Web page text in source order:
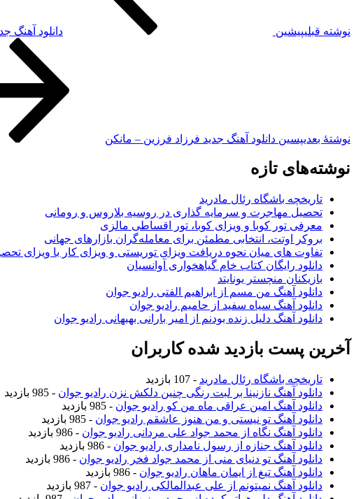
نوشته قبلیپیشین دانلود آهنگ
نوشته‌ٔ بعدیپسین دانلود آهنگ جدید فرزاد فرزین – مانکن
نوشته‌های تازه
تاریخچه باشگاه رئال مادرید
تحصیل مهاجرت و سرمایه گذاری در روسیه بلاروس و رومانی
معرفی تور کوبا و ویزای کوبا، تور اقساطی مالزی
بروکر اوتت، انتخابی مطمئن برای معامله‌گران بازارهای جهانی
تفاوت های میان نحوه دریافت ویزای توریستی و ویزای کار با ویزای
دانلود رایگان کتاب خام گیاهخواری آوانسیان
بازیکنان منچستر یونایتد
دانلود آهنگ من مسم از ابراهیم الفتی رادیو جوان
دانلود آهنگ سیاه سفید از حامیم رادیو جوان
دانلود آهنگ دلیل زنده بودنم از امیر بارانی بهبهانی رادیو جوان
آخرین پست بازدید شده کاربران
تاریخچه باشگاه رئال مادرید - 107 بازدید
دانلود آهنگ نازنینا بر لبت رنگی چنین دلکش نزن رادیو جوان - 985 بازدید
دانلود آهنگ امین عراقی ماه من کو رادیو جوان - 985 بازدید
دانلود آهنگ تو نیستی و من هنوز عاشقم رادیو جوان - 985 بازدید
دانلود آهنگ نگاه از محمد جواد علی مردانی رادیو جوان - 986 بازدید
دانلود آهنگ جنازه از رسول نامداری رادیو جوان - 986 بازدید
دانلود آهنگ تو دنیای منی از محمد جواد فخر رادیو جوان - 986 بازدید
دانلود آهنگ تیغ از ایمان ماهان رادیو جوان - 986 بازدید
دانلود آهنگ نمیتونم از علی عبدالمالکی رادیو جوان - 987 بازدید